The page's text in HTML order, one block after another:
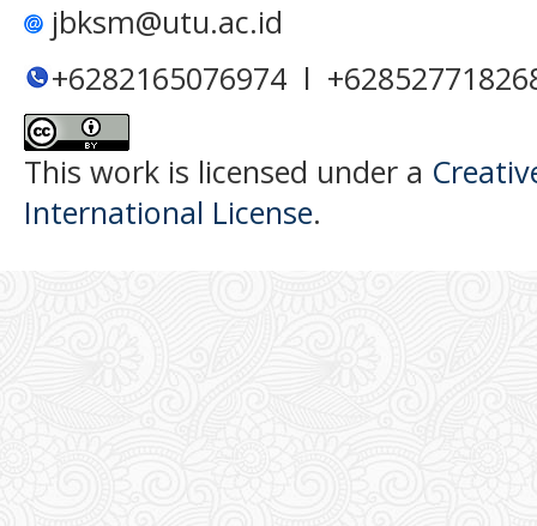
jbksm@utu.ac.id
+6282165076974 l
This work is licensed under a
International License.